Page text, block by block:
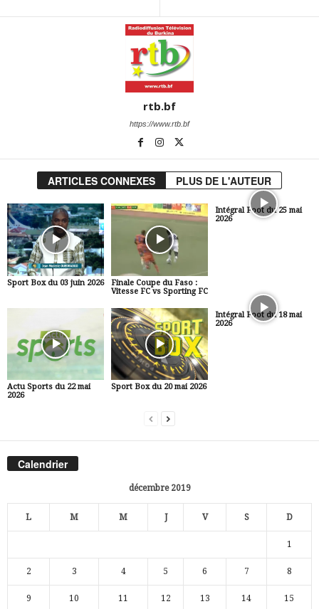
rtb.bf
https://www.rtb.bf
ARTICLES CONNEXES PLUS DE L'AUTEUR
Sport Box du 03 juin 2026
Finale Coupe du Faso :
Vitesse FC vs Sporting FC
Intégral Foot du 25 mai
2026
Actu Sports du 22 mai
2026
Sport Box du 20 mai 2026
Intégral Foot du 18 mai
2026
Calendrier
décembre 2019
L M M J V S D
1
2 3 4 5 6 7 8
9 10 11 12 13 14 15